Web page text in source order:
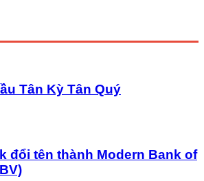
Tân Kỳ Tân Quý
đổi tên thành Modern Bank of